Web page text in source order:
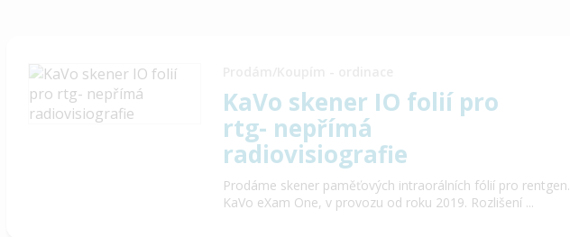
KaVo skener IO folií pro
rtg- nepřímá
radiovisiografie
Prodáme skener paměťových intraorálních fólií pro rentgen.
KaVo eXam One, v provozu od roku 2019. Rozlišení ...